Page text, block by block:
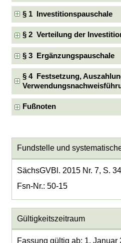
§ 1 Investitionspauschale
§ 2 Verteilung der
§ 3 Ergänzungspauschale
§ 4 Festsetzung,
Fußnoten
Fundstelle und
SächsGVBl. 2015 Nr. 7, S.
Fsn-Nr.: 50-15
Gültigkeitszeitraum
Fassung gültig ab: 1. Januar